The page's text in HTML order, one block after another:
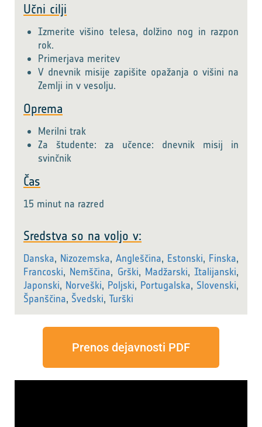
Učni cilji
Izmerite višino telesa, dolžino nog in razpon
rok.
Primerjava meritev
V dnevnik misije zapišite opažanja o višini na
Zemlji in v vesolju.
Oprema
Merilni trak
Za študente: za učence: dnevnik misij in
svinčnik
Čas
15 minut na razred
Sredstva so na voljo v:
Danska, Nizozemska, Angleščina, Estonski, Finska,
Francoski, Nemščina, Grški, Madžarski, Italijanski,
Japonski, Norveški, Poljski, Portugalska, Slovenski,
Španščina, Švedski, Turški
Prenos dejavnosti PDF